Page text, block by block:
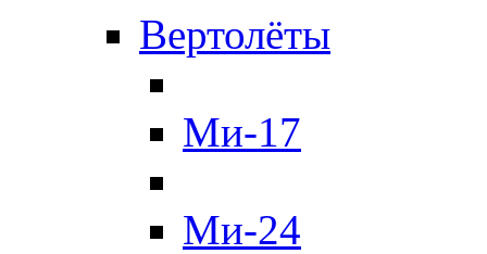
Вертолёты
Ми-17
Ми-24